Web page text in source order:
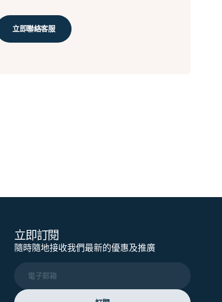
立即聯絡客服
立即訂閱
隨時隨地接收我們最新的優惠及推廣
電子郵箱